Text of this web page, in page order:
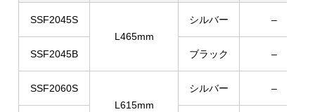
SSF2045S
L465mm
シルバー –
SSF2045B ブラック –
SSF2060S
L615mm
シルバー –